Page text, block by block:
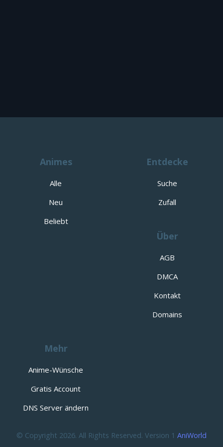
Animes
Alle
Neu
Beliebt
Entdecke
Suche
Zufall
Über
AGB
DMCA
Kontakt
Domains
Mehr
Anime-Wünsche
Gratis Account
DNS Server ändern
© Copyright 2026. All Rights Reserved. Version 1 AniWorld